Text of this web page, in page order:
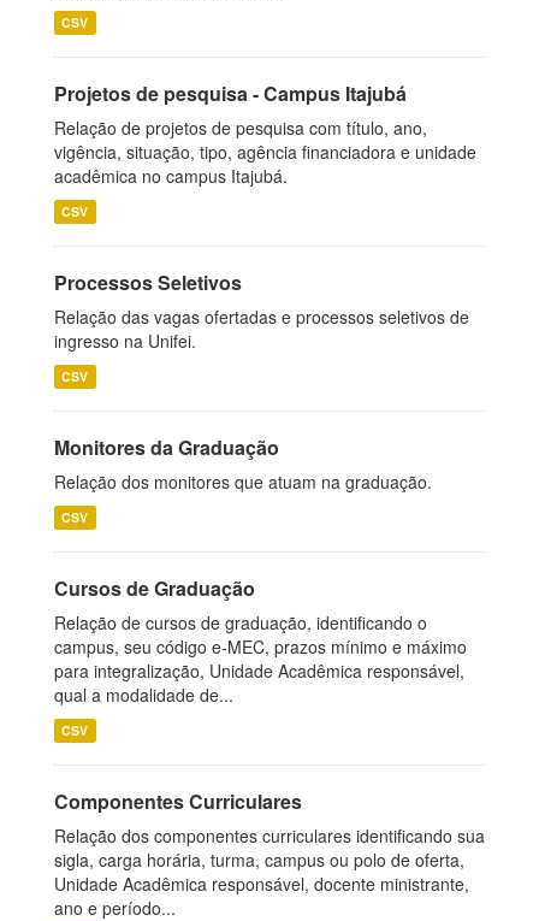
CSV
Projetos de pesquisa - Campus Itajubá
Relação de projetos de pesquisa com título, ano,
vigência, situação, tipo, agência financiadora e unidade
acadêmica no campus Itajubá.
CSV
Processos Seletivos
Relação das vagas ofertadas e processos seletivos de
ingresso na Unifei.
CSV
Monitores da Graduação
Relação dos monitores que atuam na graduação.
CSV
Cursos de Graduação
Relação de cursos de graduação, identificando o
campus, seu código e-MEC, prazos mínimo e máximo
para integralização, Unidade Acadêmica responsável,
qual a modalidade de...
CSV
Componentes Curriculares
Relação dos componentes curriculares identificando sua
sigla, carga horária, turma, campus ou polo de oferta,
Unidade Acadêmica responsável, docente ministrante,
ano e período...